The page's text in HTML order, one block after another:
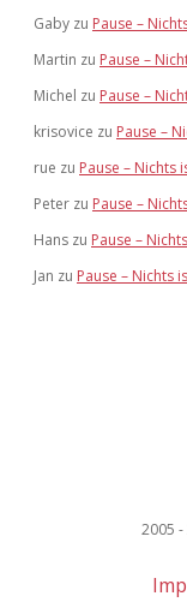
Gaby zu Pause –
Martin zu Pause –
Michel zu Pause –
krisovice zu Pause –
rue zu Pause – Nichts
Peter zu Pause –
Hans zu Pause –
Jan zu Pause – Nichts
2005